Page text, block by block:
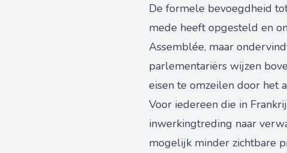
De formele bevoegdheid
mede heeft opgesteld en
Assemblée, maar
parlementariërs wijzen
eisen te omzeilen door het
Voor iedereen die in
inwerkingtreding naar
mogelijk minder zichtbare